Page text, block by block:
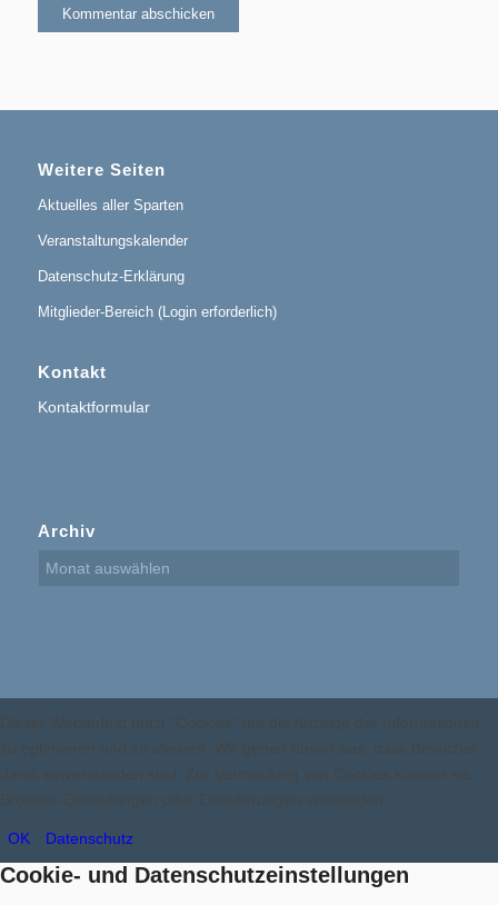
Weitere Seiten
Aktuelles aller Sparten
Veranstaltungskalender
Datenschutz-Erklärung
Mitglieder-Bereich (Login erforderlich)
Kontakt
Kontaktformular
Archiv
Dieser Webauftritt nutzt "Cookies" um die Anzeige der Informationen
zu optimieren und zu steuern. Wir gehen davon aus, dass Besucher
damit einverstanden sind. Zur Vermeidung von Cookies können sie
Browser-Einstellungen oder Erweiterungen verwenden.
OK Datenschutz
Cookie- und Datenschutzeinstellungen